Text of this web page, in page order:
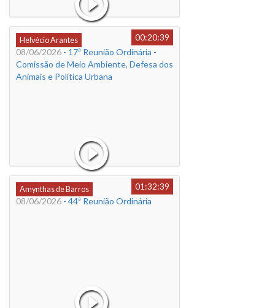
Helvécio Arantes
00:20:39
08/06/2026 - 17ª Reunião Ordinária -
Comissão de Meio Ambiente, Defesa dos
Animais e Política Urbana
Amynthas de Barros
01:32:39
08/06/2026 - 44ª Reunião Ordinária